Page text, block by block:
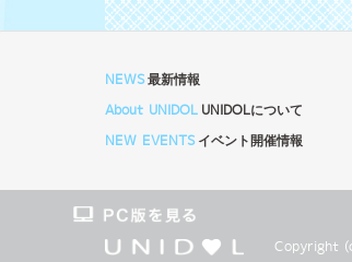
NEWS 最新情報
About UNIDOL UNIDOLについて
NEW EVENTS イベント開催情報
Copyright